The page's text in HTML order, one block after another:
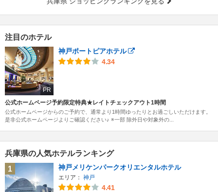
注目のホテル
PR
神戸ポートピアホテル
4.34
公式ホームページ予約限定特典★レイトチェックアウト1時間
公式ホームページからのご予約で、通常より1時間ゆったりとお過ごしいただけます。
是非公式ホームページよりご確認ください♪ ※一部 除外日や対象外の...
兵庫県の人気ホテルランキング
1
神戸メリケンパークオリエンタルホテル
エリア： 神戸
4.41